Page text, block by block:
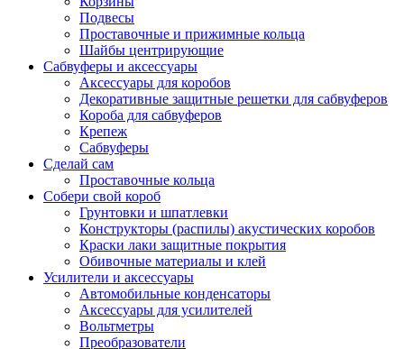
Подвесы
Проставочные и прижимные кольца
Шайбы центрирующие
Сабвуферы и аксессуары
Аксессуары для коробов
Декоративные защитные решетки для сабвуферов
Короба для сабвуферов
Крепеж
Сабвуферы
Сделай сам
Проставочные кольца
Собери свой короб
Грунтовки и шпатлевки
Конструкторы (распилы) акустических коробов
Краски лаки защитные покрытия
Обивочные материалы и клей
Усилители и аксессуары
Автомобильные конденсаторы
Аксессуары для усилителей
Вольтметры
Преобразователи